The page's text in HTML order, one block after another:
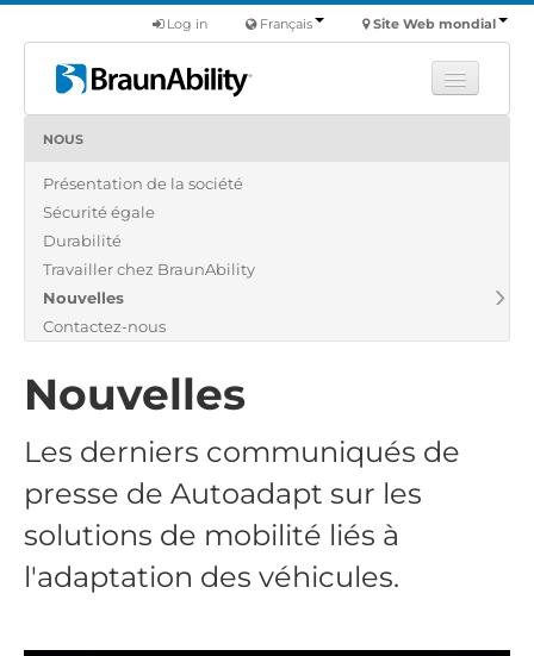
Site Web mondial
Français
Log in
Produits
Véhicules utilitaires
Nous
Trouver un revendeur
NOUS
Présentation de la société
Sécurité égale
Durabilité
Travailler chez BraunAbility
Nouvelles
Contactez-nous
Nouvelles
Les derniers communiqués de
presse de Autoadapt sur ​​les
solutions de mobilité liés à
l'adaptation des véhicules.